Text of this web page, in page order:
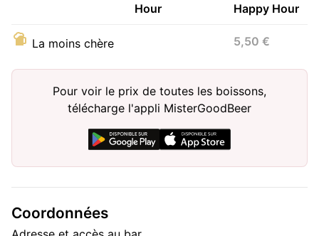
Hour
Happy Hour
La moins chère 5,50 €
Pour voir le prix de toutes les boissons,
télécharge l'appli MisterGoodBeer
Coordonnées